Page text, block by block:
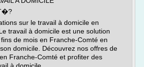
sur le travail à domicile en
travail à domicile est une solution
de mois en Franche-Comté en
domicile. Découvrez nos offres de
Franche-Comté et profiter des